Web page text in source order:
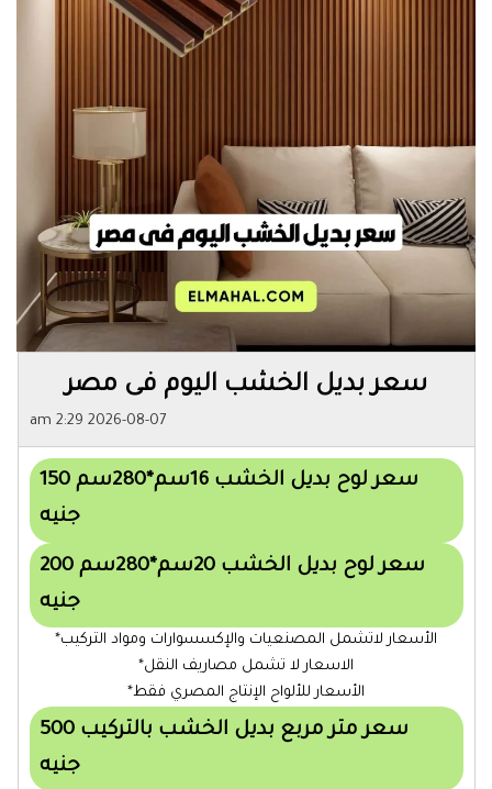
سعر بديل الخشب اليوم فى مصر
2026-08-07 2:29 am
سعر لوح بديل الخشب 16سم*280سم 150
جنيه
سعر لوح بديل الخشب 20سم*280سم 200
جنيه
الأسعار لاتشمل المصنعيات والإكسسوارات ومواد التركيب*
الاسعار لا تشمل مصاريف النقل*
الأسعار للألواح الإنتاج المصري فقط*
سعر متر مربع بديل الخشب بالتركيب 500
جنيه